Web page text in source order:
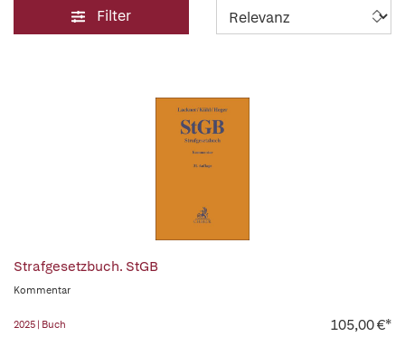
Filter
Strafgesetzbuch. StGB
Kommentar
2025 | Buch 105,00 €*